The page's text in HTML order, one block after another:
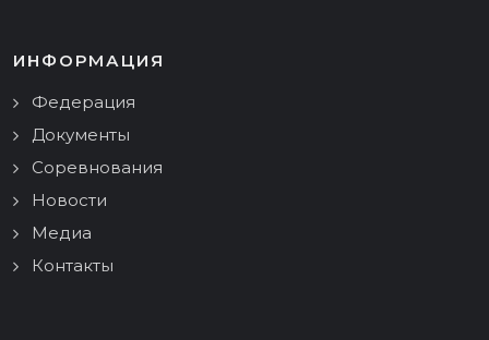
ИНФОРМАЦИЯ
Федерация
Документы
Соревнования
Новости
Медиа
Контакты